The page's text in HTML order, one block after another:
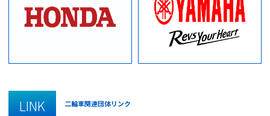
LINK 二輪車関連団体リンク